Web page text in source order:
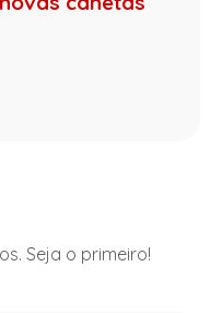
Seja o primeiro!